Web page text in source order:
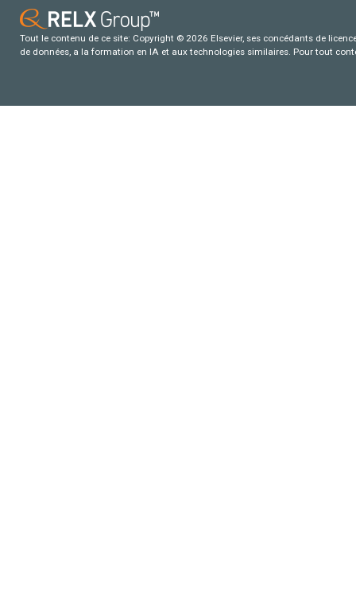
Tout le contenu de ce site: Copyright © 2026 Elsevier, ses concédants de
de données, a la formation en IA et aux technologies similaires. Pour tout